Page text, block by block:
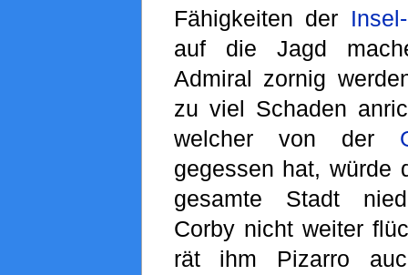
Fähigkeiten der
auf die Jagd
Admiral zornig
zu viel Schaden
welcher von der
gegessen hat, würde
gesamte Stadt
Corby nicht weiter
rät ihm Pizarro